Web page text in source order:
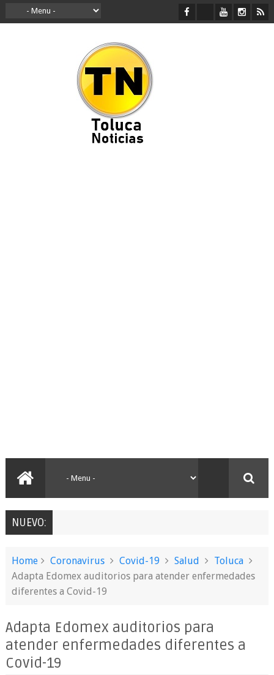
NUEVO:
Home Coronavirus Covid-19 Salud
Toluca
Adapta Edomex auditorios para atender enfermedades
diferentes a Covid-19
Adapta Edomex auditorios para
atender enfermedades diferentes a
Covid-19